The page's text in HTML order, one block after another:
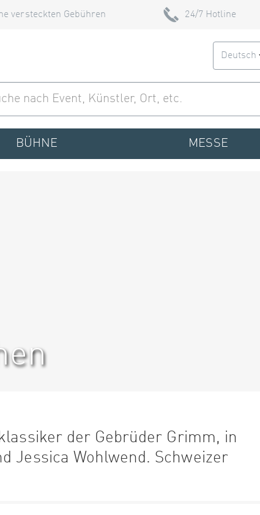
versteckten Gebühren 24/7 Hotline
Deutsch
BÜHNE MESSE
der Gebrüder Grimm, in
Jessica Wohlwend. Schweizer